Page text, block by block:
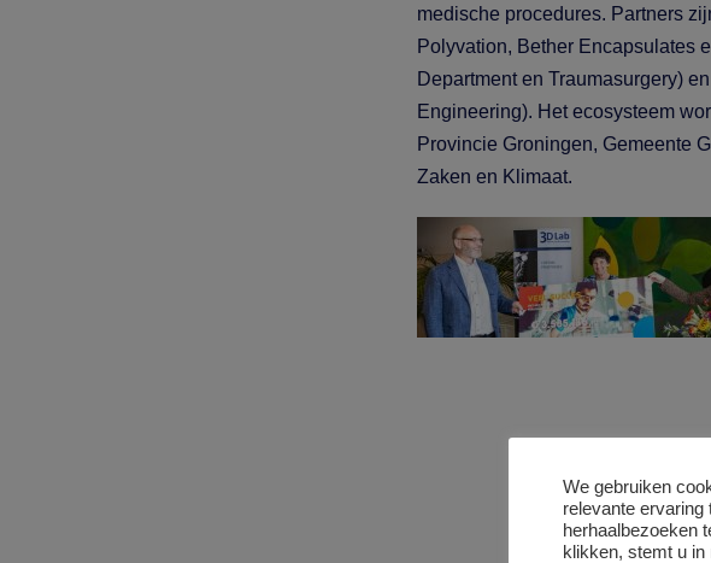
medische procedures. Partners
Polyvation, Bether Encapsulates
Department en Traumasurgery)
Engineering). Het ecosysteem
Provincie Groningen, Gemeente
Zaken en Klimaat.
We gebruiken
relevante ervaring
herhaalbezoeken
klikken, stemt u